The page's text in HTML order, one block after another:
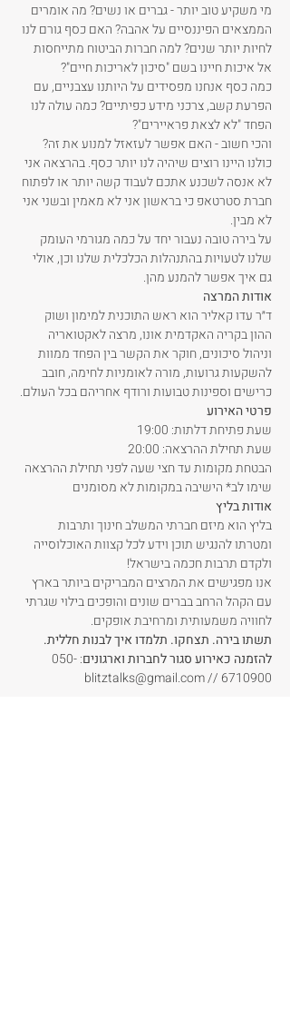
מי משקיע טוב יותר - גברים או נשים? מה אומרים
הממצאים הפיננסיים על אהבה? האם כסף גורם לנו
לחיות יותר שנים? למה חברות הביטוח מתייחסות
אל איכות חיינו בשם "סיכון לאריכות חיים"?
כמה כסף אנחנו מפסידים על היותנו עצבניים, עם
הפרעת קשב, צרכני מידע כפיתיים? כמה עולה לנו
הפחד "לא לצאת פראיירים"?
והכי חשוב - האם אפשר לעזאזל למנוע את זה?
כולנו היינו רוצים שיהיה לנו יותר כסף. בהרצאה אני
לא אנסה לשכנע אתכם לעבוד קשה יותר או לפתוח
חברת סטרטאפ כי בראשון אני לא מאמין ובשני אני
לא מבין.
על בירה טובה נעבור יחד על כמה מגורמי העומק
שלנו לטעויות בהתנהלות הכלכלית שלנו וכן, אולי
גם איך אפשר להמנע מהן.
אודות המרצה
​ד״ר עדו קאליר הוא ראש התוכנית למימון ושוק
ההון בקריה האקדמית אונו, מרצה לאקטואריה
וניהול סיכונים, חוקר את הקשר בין הפחד ממוות
להשקעות גרועות, מורה לאומניות לחימה, חובב
כרישים וספינות טבועות ורודף אחריהם בכל העולם.
פרטי האירוע
שעת פתיחת דלתות: 19:00
שעת תחילת ההרצאה: 20:00
הבטחת מקומות עד חצי שעה לפני תחילת ההרצאה
שימו לב* הישיבה במקומות לא מסומנים
אודות בליץ
בליץ הוא מיזם חברתי המשלב חינוך ותרבות
ומטרתו להנגיש תוכן וידע לכל קצוות האוכלוסייה
ולקדם תרבות חכמה בישראל!
אנו מפגישים את המרצים המבריקים ביותר בארץ
עם הקהל הרחב בברים שונים והופכים בילוי שגרתי
לחוויה משמעותית ומרחיבת אופקים.
תשתו בירה. תצחקו. תלמדו איך לבנות חללית.
להזמנה כאירוע סגורלחברות וארגונים : 050-
6710900 // blitztalks@gmail.com